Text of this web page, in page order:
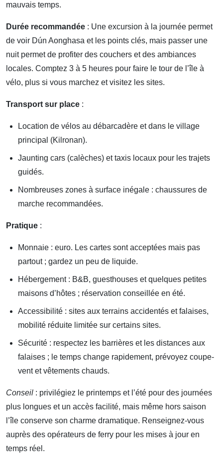
mauvais temps.
Durée recommandée : Une excursion à la journée permet
de voir Dún Aonghasa et les points clés, mais passer une
nuit permet de profiter des couchers et des ambiances
locales. Comptez 3 à 5 heures pour faire le tour de l’île à
vélo, plus si vous marchez et visitez les sites.
Transport sur place :
Location de vélos au débarcadère et dans le village
principal (Kilronan).
Jaunting cars (calèches) et taxis locaux pour les trajets
guidés.
Nombreuses zones à surface inégale : chaussures de
marche recommandées.
Pratique :
Monnaie : euro. Les cartes sont acceptées mais pas
partout ; gardez un peu de liquide.
Hébergement : B&B, guesthouses et quelques petites
maisons d’hôtes ; réservation conseillée en été.
Accessibilité : sites aux terrains accidentés et falaises,
mobilité réduite limitée sur certains sites.
Sécurité : respectez les barrières et les distances aux
falaises ; le temps change rapidement, prévoyez coupe-
vent et vêtements chauds.
Conseil : privilégiez le printemps et l’été pour des journées
plus longues et un accès facilité, mais même hors saison
l’île conserve son charme dramatique. Renseignez-vous
auprès des opérateurs de ferry pour les mises à jour en
temps réel.